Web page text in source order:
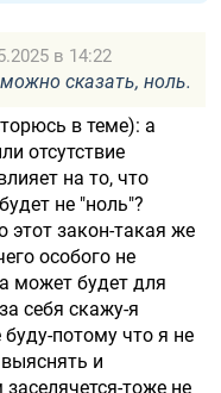
в 14:22
сказать, ноль.
в теме): а
отсутствие
на то, что
не "ноль"?
этот закон-такая же
особого не
может будет для
себя скажу-я
потому что я не
и
тоже не